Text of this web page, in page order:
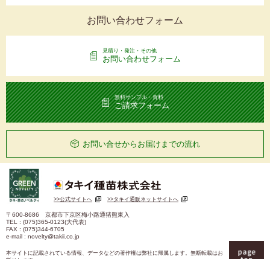
お問い合わせフォーム
見積り・発注・その他
お問い合わせフォーム
無料サンプル・資料
ご請求フォーム
お問い合せからお届けまでの流れ
>>公式サイトへ >>タキイ通販ネットサイトへ
〒600-8686 京都市下京区梅小路通猪熊東入
TEL : (075)365-0123(大代表)
FAX : (075)344-6705
e-mail : novelty@takii.co.jp
本サイトに記載されている情報、データなどの著作権は弊社に帰属します。無断転載はお